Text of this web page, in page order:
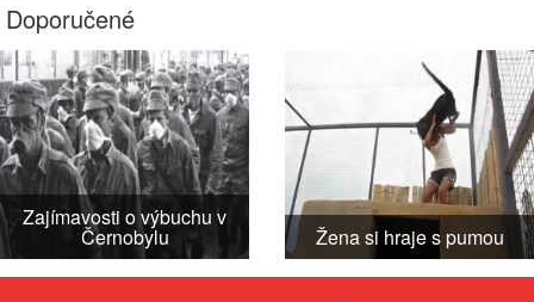
Doporučené
Zajímavosti o výbuchu v
Černobylu Žena si hraje s pumou